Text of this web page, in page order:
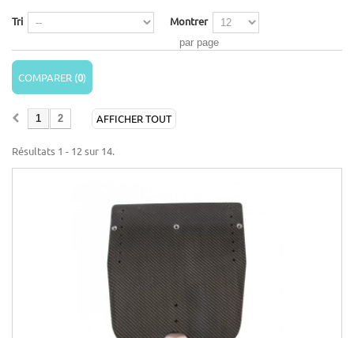
Tri Montrer
par page
COMPARER (0)
AFFICHER TOUT
1 2
Résultats 1 - 12 sur 14.